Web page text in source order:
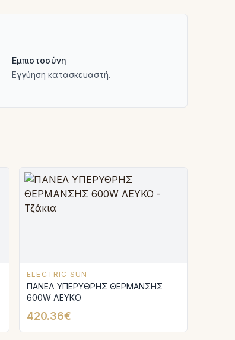
Εμπιστοσύνη
Εγγύηση κατασκευαστή.
ELECTRIC SUN
ΠΑΝΕΛ ΥΠΕΡΥΘΡΗΣ ΘΕΡΜΑΝΣΗΣ
600W ΛΕΥΚΟ
420.36€